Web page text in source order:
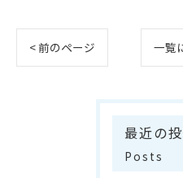
< 前のページ 一覧
最近の
Posts